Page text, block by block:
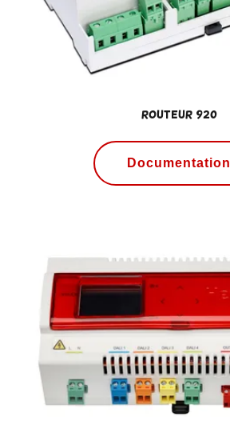
Routeur 920
Documentation